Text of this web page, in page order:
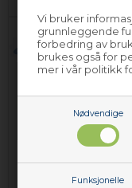
Vi bruker
grunnleggende
forbedring av
brukes også for
mer i vår politikk
Nødvendige
Funksjonelle
Øvre trådkurv, Upo
oppvaskmaskin